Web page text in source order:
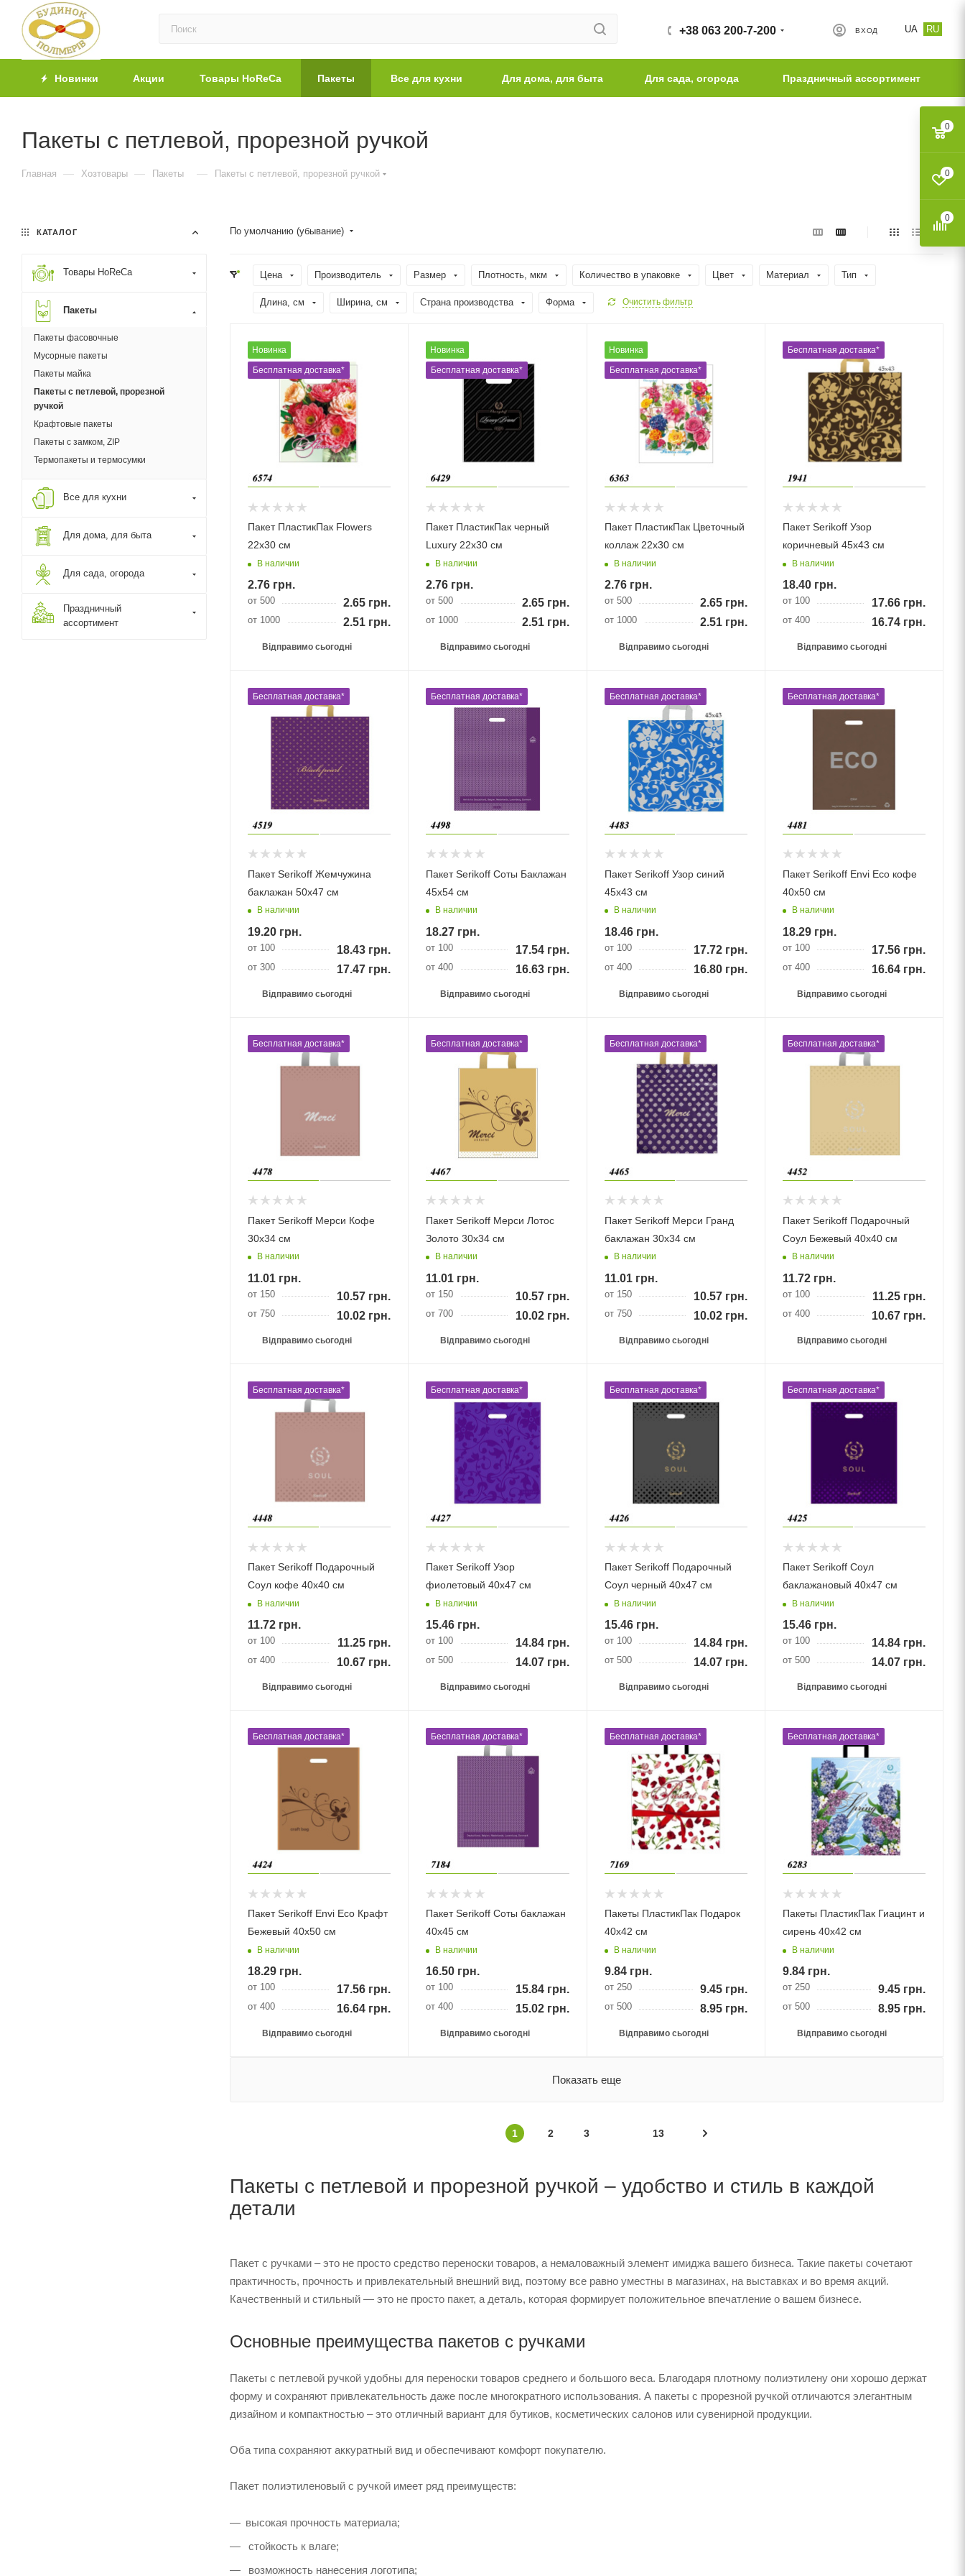
UA RU
ВХОД
+38 063 200-7-200
Новинки Акции Товары HoReCa Пакеты Все для кухни Для дома, для быта Для сада, огорода Праздничный ассортимент
Пакеты с петлевой, прорезной ручкой
Главная — Хозтовары — Пакеты — Пакеты с петлевой, прорезной ручкой
По умолчанию (убывание)
Цена Производитель Размер Плотность, мкм Количество в упаковке Цвет Материал Тип
Длина, cм Ширина, cм Страна производства Форма Очистить фильтр
Новинка
Бесплатная доставка*
Пакет ПластикПак Flowers
22х30 см
В наличии
2.76 грн.
от 500 2.65 грн.
от 1000 2.51 грн.
Відправимо сьогодні
Новинка
Бесплатная доставка*
Пакет ПластикПак черный
Luxury 22х30 см
В наличии
2.76 грн.
от 500 2.65грн.
от 1000 2.51грн.
Відправимо сьогодні
Новинка
Бесплатная доставка*
Пакет ПластикПак Цветочный
коллаж 22х30 см
В наличии
2.76грн.
от 500 2.65грн.
от 1000 2.51грн.
Відправимо сьогодні
Бесплатная доставка*
Пакет Serikoff Узор
коричневый 45х43 см
В наличии
18.40грн.
от 100 17.66 грн.
от 400 16.74 грн.
Відправимо сьогодні
Бесплатная доставка*
Пакет Serikoff Жемчужина
баклажан 50х47 см
В наличии
19.20 грн.
от 100 18.43 грн.
от 300 17.47 грн.
Відправимо сьогодні
Бесплатная доставка*
Пакет Serikoff Соты Баклажан
45х54 см
В наличии
18.27 грн.
от 100 17.54грн.
от 400 16.63грн.
Відправимо сьогодні
Бесплатная доставка*
Пакет Serikoff Узор синий
45х43 см
В наличии
18.46грн.
от 100 17.72грн.
от 400 16.80грн.
Відправимо сьогодні
Бесплатная доставка*
Пакет Serikoff Envi Eco кофе
40х50 см
В наличии
18.29грн.
от 100 17.56 грн.
от 400 16.64 грн.
Відправимо сьогодні
Бесплатная доставка*
Пакет Serikoff Мерси Кофе
30х34 см
В наличии
11.01 грн.
от 150 10.57 грн.
от 750 10.02 грн.
Відправимо сьогодні
Бесплатная доставка*
Пакет Serikoff Мерси Лотос
Золото 30х34 см
В наличии
11.01 грн.
от 150 10.57грн.
от 700 10.02грн.
Відправимо сьогодні
Бесплатная доставка*
Пакет Serikoff Мерси Гранд
баклажан 30х34 см
В наличии
11.01грн.
от 150 10.57грн.
от 750 10.02грн.
Відправимо сьогодні
Бесплатная доставка*
Пакет Serikoff Подарочный
Соул Бежевый 40х40 см
В наличии
11.72грн.
от 100 11.25 грн.
от 400 10.67 грн.
Відправимо сьогодні
Бесплатная доставка*
Пакет Serikoff Подарочный
Соул кофе 40х40 см
В наличии
11.72 грн.
от 100 11.25 грн.
от 400 10.67 грн.
Відправимо сьогодні
Бесплатная доставка*
Пакет Serikoff Узор
фиолетовый 40х47 см
В наличии
15.46 грн.
от 100 14.84грн.
от 500 14.07грн.
Відправимо сьогодні
Бесплатная доставка*
Пакет Serikoff Подарочный
Соул черный 40х47 см
В наличии
15.46грн.
от 100 14.84грн.
от 500 14.07грн.
Відправимо сьогодні
Бесплатная доставка*
Пакет Serikoff Соул
баклажановый 40х47 см
В наличии
15.46грн.
от 100 14.84 грн.
от 500 14.07 грн.
Відправимо сьогодні
Бесплатная доставка*
Пакет Serikoff Envi Eco Крафт
Бежевый 40х50 см
В наличии
18.29 грн.
от 100 17.56 грн.
от 400 16.64 грн.
Відправимо сьогодні
Бесплатная доставка*
Пакет Serikoff Соты баклажан
40х45 см
В наличии
16.50 грн.
от 100 15.84грн.
от 400 15.02грн.
Відправимо сьогодні
Бесплатная доставка*
Пакеты ПластикПак Подарок
40х42 см
В наличии
9.84грн.
от 250 9.45грн.
от 500 8.95грн.
Відправимо сьогодні
Бесплатная доставка*
Пакеты ПластикПак Гиацинт и
сирень 40х42 см
В наличии
9.84грн.
от 250 9.45 грн.
от 500 8.95 грн.
Відправимо сьогодні
Показать еще
1 2 3 13
Пакеты с петлевой и прорезной ручкой – удобство и стиль в каждой
детали
Пакет с ручками – это не просто средство переноски товаров, а немаловажный элемент имиджа вашего бизнеса. Такие пакеты сочетают
практичность, прочность и привлекательный внешний вид, поэтому все равно уместны в магазинах, на выставках и во время акций.
Качественный и стильный — это не просто пакет, а деталь, которая формирует положительное впечатление о вашем бизнесе.
Основные преимущества пакетов с ручками
Пакеты с петлевой ручкой удобны для переноски товаров среднего и большого веса. Благодаря плотному полиэтилену они хорошо держат
форму и сохраняют привлекательность даже после многократного использования. А пакеты с прорезной ручкой отличаются элегантным
дизайном и компактностью – это отличный вариант для бутиков, косметических салонов или сувенирной продукции.
Оба типа сохраняют аккуратный вид и обеспечивают комфорт покупателю.
Пакет полиэтиленовый с ручкой имеет ряд преимуществ:
высокая прочность материала;
стойкость к влаге;
возможность нанесения логотипа;
КАТАЛОГ
Товары HoReCa
Пакеты
Пакеты фасовочные
Мусорные пакеты
Пакеты майка
Пакеты с петлевой, прорезной
ручкой
Крафтовые пакеты
Пакеты с замком, ZIP
Термопакеты и термосумки
Все для кухни
Для дома, для быта
Для сада, огорода
Праздничный
ассортимент
0
0
0